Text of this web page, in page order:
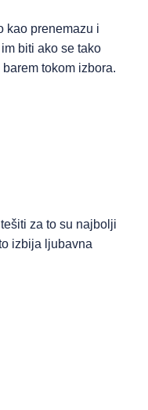
kao prenemazu i
biti ako se tako
tokom izbora.
za to su najbolji
izbija ljubavna